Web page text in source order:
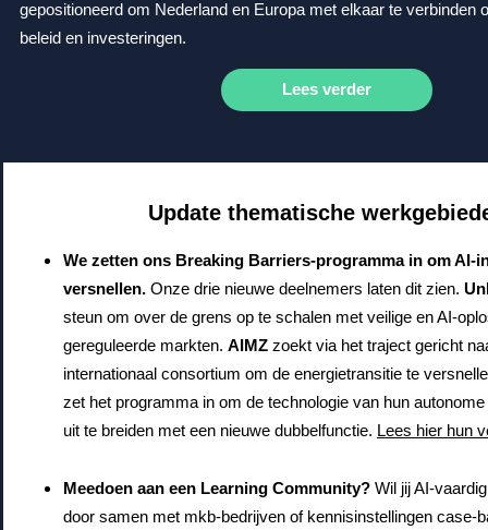
gepositioneerd om Nederland en Europa met elkaar te verbinden
beleid en investeringen.
Lees verder
Update thematische
We zetten ons Breaking Barriers-programma in om AI-
versnellen. Onze drie nieuwe deelnemers laten dit zien.
steun om over de grens op te schalen met veilige en AI-
gereguleerde markten. AIMZ zoekt via het traject gericht
internationaal consortium om de energietransitie te
zet het programma in om de technologie van hun
uit te breiden met een nieuwe dubbelfunctie. Lees hier hun
Meedoen aan een Learning Community? Wil jij AI-
door samen met mkb-bedrijven of kennisinstellingen case-